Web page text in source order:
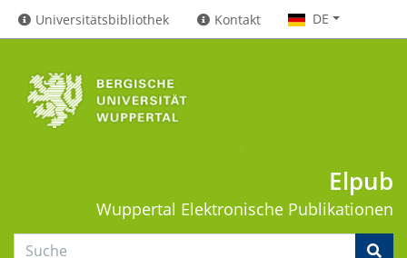
Universitätsbibliothek Kontakt DE
Elpub
Wuppertal Elektronische Publikationen